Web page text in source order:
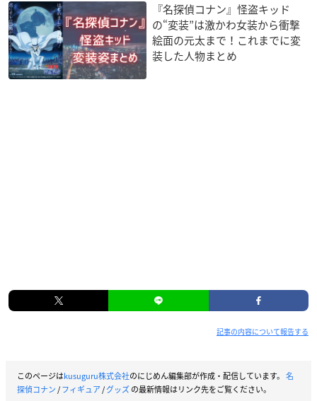
『名探偵コナン』怪盗キッド
の“変装”は激かわ女装から衝撃
絵面の元太まで！これまでに変
装した人物まとめ
記事の内容について報告する
このページはkusuguru株式会社のにじめん編集部が作成・配信しています。 名
探偵コナン/フィギュア/グッズの最新情報はリンク先をご覧ください。